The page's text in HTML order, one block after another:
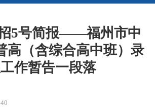
5号简报——福州市中
高（含综合高中班）录
作暂告一段落